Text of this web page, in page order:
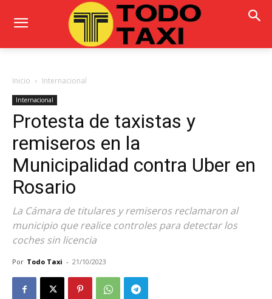
Inicio Internacional
Internacional
Protesta de taxistas y
remiseros en la
Municipalidad contra Uber en
Rosario
La Cámara de titulares y remiseros reclamaron al
municipio que realice controles para detectar los
coches sin licencia
Por Todo Taxi - 21/10/2023